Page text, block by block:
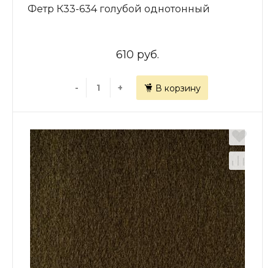
Фетр К33-634 голубой однотонный
610 руб.
- + В корзину